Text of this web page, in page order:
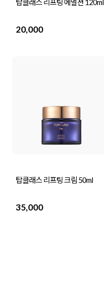
20,000
탑클래스 리프팅 크림 50ml
35,000